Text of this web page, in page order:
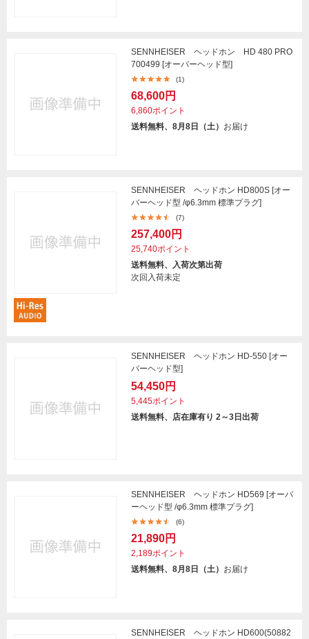
SENNHEISER ヘッドホン HD 480 PRO
700499 [オーバーヘッド型]
(1)
68,600円
6,860ポイント
送料無料、8月8日（土） お届け
SENNHEISER ヘッドホン HD800S [オー
バーヘッド型 /φ6.3mm 標準プラグ]
(7)
257,400円
25,740ポイント
送料無料、入荷次第出荷
次回入荷未定
SENNHEISER ヘッドホン HD-550 [オー
バーヘッド型]
54,450円
5,445ポイント
送料無料、店在庫有り 2～3日出荷
SENNHEISER ヘッドホン HD569 [オーバ
ーヘッド型 /φ6.3mm 標準プラグ]
(6)
21,890円
2,189ポイント
送料無料、8月8日（土） お届け
SENNHEISER ヘッドホン HD600(50882